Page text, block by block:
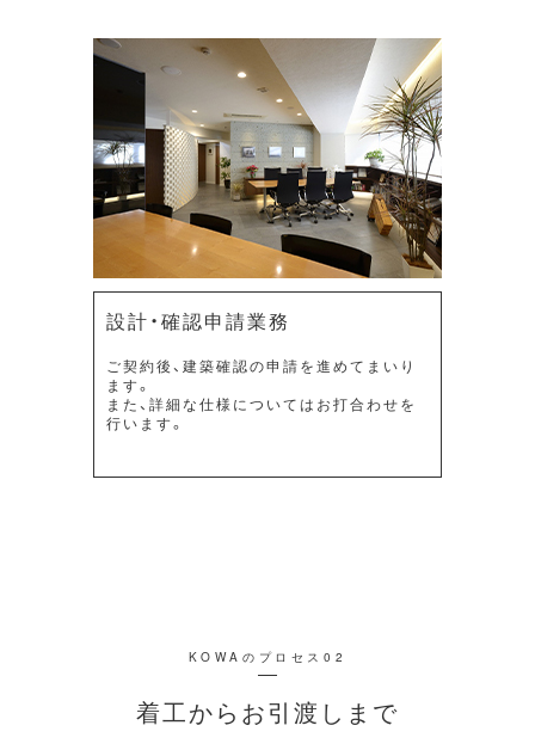
設計・確認申請業務
ご契約後、建築確認の申請を進めてまいり
ます。
また、詳細な仕様についてはお打合わせを
行います。
KOWAのプロセス02
着工からお引渡しまで